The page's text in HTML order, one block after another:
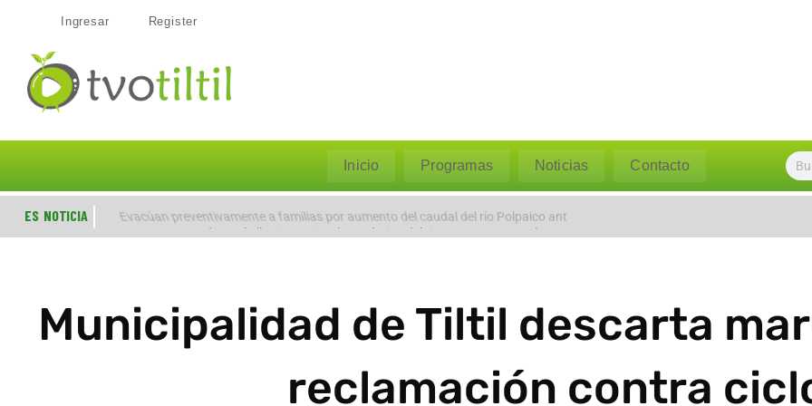
Ingresar Register
Inicio Programas Noticias Contacto
ES NOTICIA Evacúan preventivamente a familias por aumento del caudal del río Polpaico ant
Municipalidad de Tiltil descarta
reclamación contra